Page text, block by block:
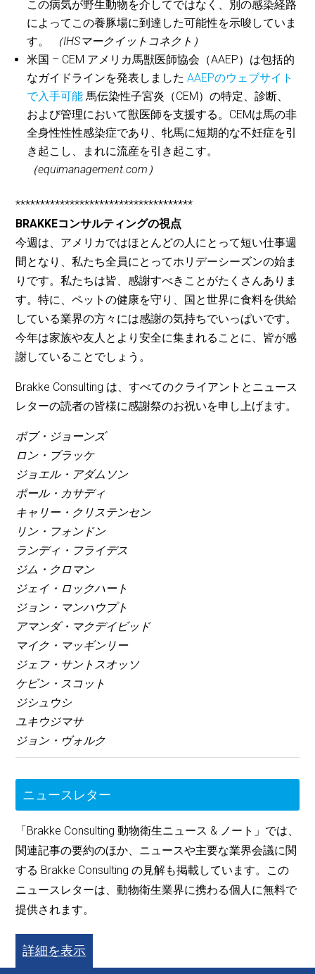
この病気が野生動物を介してではなく、別の感染経路
によってこの養豚場に到達した可能性を示唆していま
す。
（IHSマークイットコネクト）
米国 – CEM アメリカ馬獣医師協会（AAEP）は包括的
なガイドラインを発表しましたAAEPのウェブサイト
で入手可能 馬伝染性子宮炎（CEM）の特定、診断、
および管理において獣医師を支援する。CEMは馬の非
全身性性性感染症であり、牝馬に短期的な不妊症を引
き起こし、まれに流産を引き起こす。
（equimanagement.com）
************************************
BRAKKEコンサルティングの視点
今週は、アメリカではほとんどの人にとって短い仕事週
間となり、私たち全員にとってホリデーシーズンの始ま
りです。私たちは皆、感謝すべきことがたくさんありま
す。特に、ペットの健康を守り、国と世界に食料を供給
している業界の方々には感謝の気持ちでいっぱいです。
今年は家族や友人とより安全に集まれることに、皆が感
謝していることでしょう。
Brakke Consulting は、すべてのクライアントとニュース
レターの読者の皆様に感謝祭のお祝いを申し上げます。
ボブ・ジョーンズ
ロン・ブラッケ
ジョエル・アダムソン
ポール・カサディ
キャリー・クリステンセン
リン・フォンドン
ランディ・フライデス
ジム・クロマン
ジェイ・ロックハート
ジョン・マンハウプト
アマンダ・マクデイビッド
マイク・マッギンリー
ジェフ・サントスオッソ
ケビン・スコット
ジシュウシ
ユキウジマサ
ジョン・ヴォルク
ニュースレター
「Brakke Consulting 動物衛生ニュース & ノート」では、
関連記事の要約のほか、ニュースや主要な業界会議に関
する Brakke Consulting の見解も掲載しています。この
ニュースレターは、動物衛生業界に携わる個人に無料で
提供されます。
詳細を表示